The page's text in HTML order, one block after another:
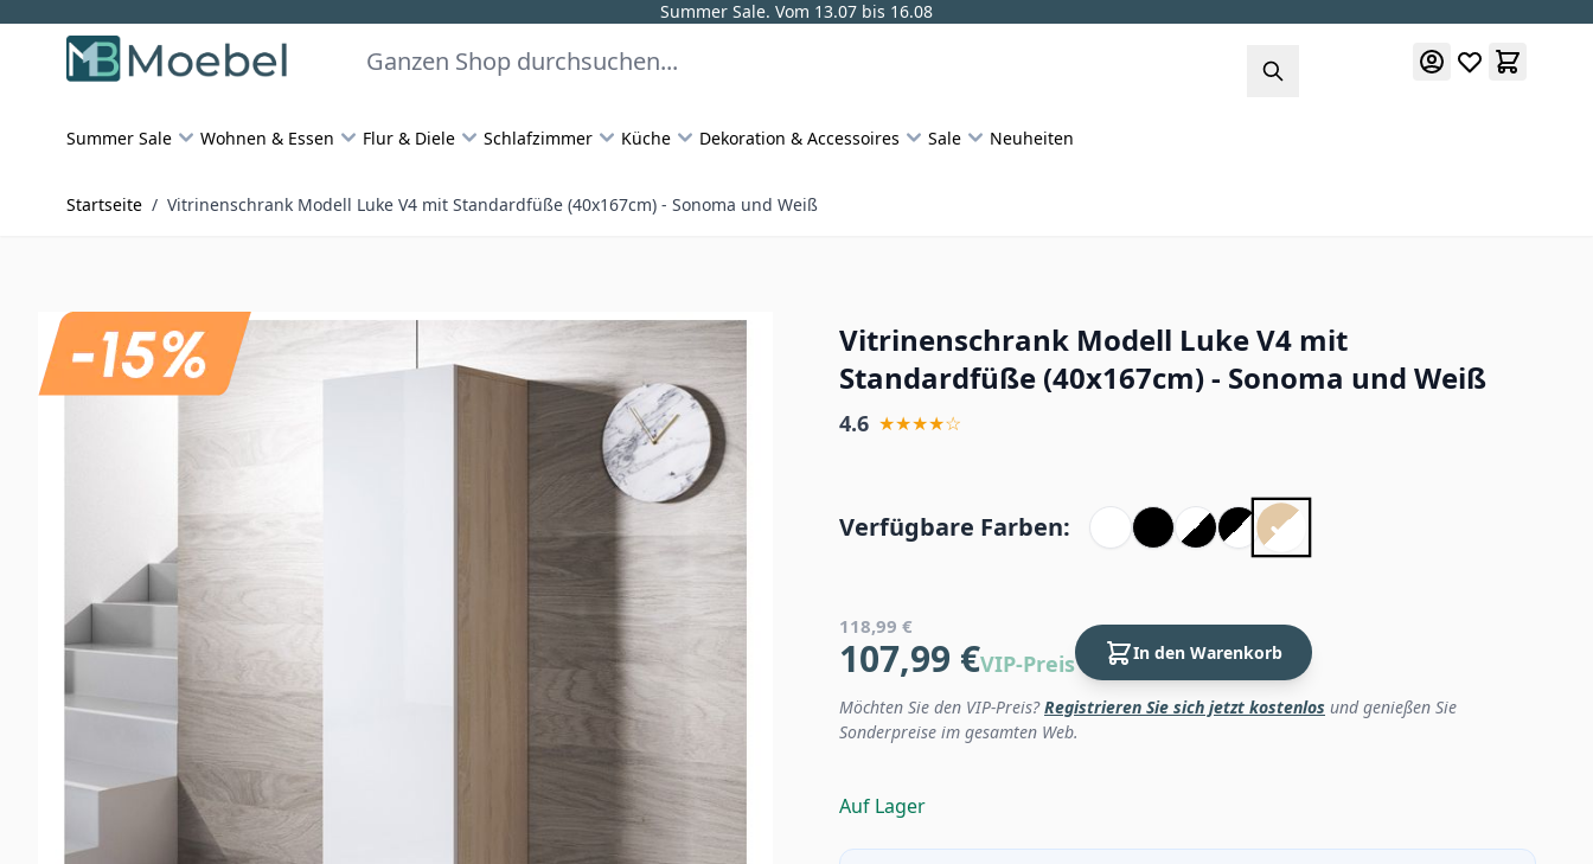
Summer Sale. Vom 13.07 bis 16.08
Skip to Content
Suchen
Summer Sale Wohnen & Essen Flur & Diele Schlafzimmer Küche Dekoration & Accessoires Sale Neuheiten
Startseite / Vitrinenschrank Modell Luke V4 mit Standardfüße (40x167cm) - Sonoma und Weiß
Vitrinenschrank Modell Luke V4 mit
Standardfüße (40x167cm) - Sonoma und Weiß
4.6 ★★★★☆
Verfügbare Farben:
118,99 €
107,99 €VIP-Preis In den Warenkorb
Möchten Sie den VIP-Preis?Registrieren Sie sich jetzt kostenlos und genießen Sie
Sonderpreise im gesamten Web.
Auf Lager